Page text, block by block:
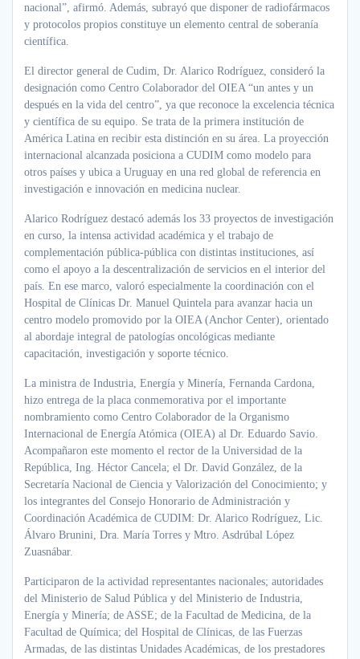
nacional”, afirmó. Además, subrayó que disponer de radiofármacos
y protocolos propios constituye un elemento central de soberanía
científica.
El director general de Cudim, Dr. Alarico Rodríguez, consideró la
designación como Centro Colaborador del OIEA “un antes y un
después en la vida del centro”, ya que reconoce la excelencia técnica
y científica de su equipo. Se trata de la primera institución de
América Latina en recibir esta distinción en su área. La proyección
internacional alcanzada posiciona a CUDIM como modelo para
otros países y ubica a Uruguay en una red global de referencia en
investigación e innovación en medicina nuclear.
Alarico Rodríguez destacó además los 33 proyectos de investigación
en curso, la intensa actividad académica y el trabajo de
complementación pública-pública con distintas instituciones, así
como el apoyo a la descentralización de servicios en el interior del
país. En ese marco, valoró especialmente la coordinación con el
Hospital de Clínicas Dr. Manuel Quintela para avanzar hacia un
centro modelo promovido por la OIEA (Anchor Center), orientado
al abordaje integral de patologías oncológicas mediante
capacitación, investigación y soporte técnico.
La ministra de Industria, Energía y Minería, Fernanda Cardona,
hizo entrega de la placa conmemorativa por el importante
nombramiento como Centro Colaborador de la Organismo
Internacional de Energía Atómica (OIEA) al Dr. Eduardo Savio.
Acompañaron este momento el rector de la Universidad de la
República, Ing. Héctor Cancela; el Dr. David González, de la
Secretaría Nacional de Ciencia y Valorización del Conocimiento; y
los integrantes del Consejo Honorario de Administración y
Coordinación Académica de CUDIM: Dr. Alarico Rodríguez, Lic.
Álvaro Brunini, Dra. María Torres y Mtro. Asdrúbal López
Zuasnábar.
Participaron de la actividad representantes nacionales; autoridades
del Ministerio de Salud Pública y del Ministerio de Industria,
Energía y Minería; de ASSE; de la Facultad de Medicina, de la
Facultad de Química; del Hospital de Clínicas, de las Fuerzas
Armadas, de las distintas Unidades Académicas, de los prestadores